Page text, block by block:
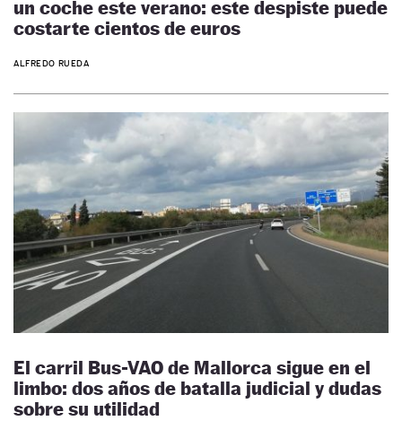
un coche este verano: este despiste puede
costarte cientos de euros
ALFREDO RUEDA
El carril Bus-VAO de Mallorca sigue en el
limbo: dos años de batalla judicial y dudas
sobre su utilidad